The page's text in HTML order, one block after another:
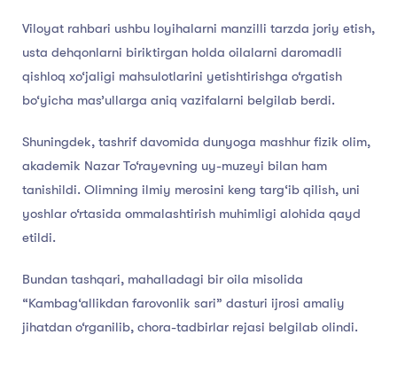
Viloyat rahbari ushbu loyihalarni manzilli tarzda joriy etish,
usta dehqonlarni biriktirgan holda oilalarni daromadli
qishloq xo‘jaligi mahsulotlarini yetishtirishga o‘rgatish
bo‘yicha mas’ullarga aniq vazifalarni belgilab berdi.
Shuningdek, tashrif davomida dunyoga mashhur fizik olim,
akademik Nazar To‘rayevning uy-muzeyi bilan ham
tanishildi. Olimning ilmiy merosini keng targ‘ib qilish, uni
yoshlar o‘rtasida ommalashtirish muhimligi alohida qayd
etildi.
Bundan tashqari, mahalladagi bir oila misolida
“Kambag‘allikdan farovonlik sari” dasturi ijrosi amaliy
jihatdan o‘rganilib, chora-tadbirlar rejasi belgilab olindi.